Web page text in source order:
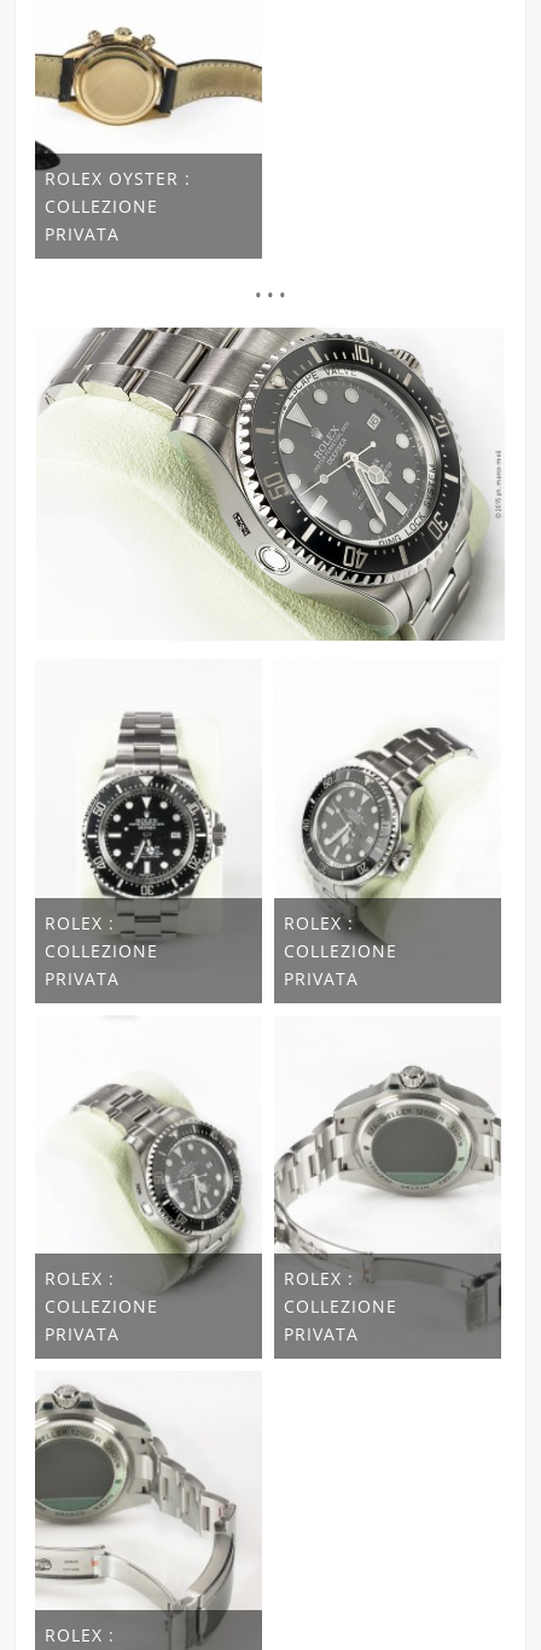
ROLEX OYSTER :
COLLEZIONE
PRIVATA
• • •
ROLEX :
COLLEZIONE
PRIVATA
ROLEX :
COLLEZIONE
PRIVATA
ROLEX :
COLLEZIONE
PRIVATA
ROLEX :
COLLEZIONE
PRIVATA
ROLEX :